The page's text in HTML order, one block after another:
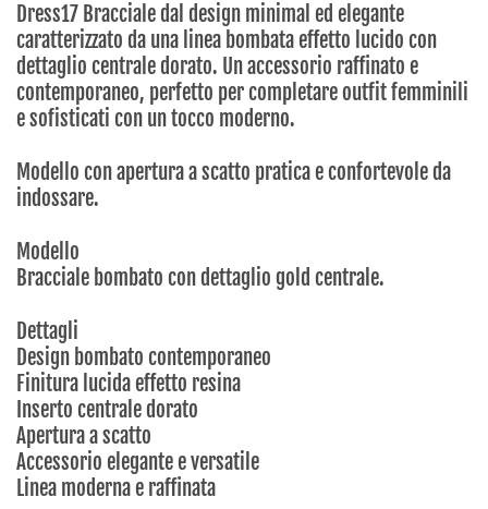
Dress17 Bracciale dal design minimal ed elegante
caratterizzato da una linea bombata effetto lucido con
dettaglio centrale dorato. Un accessorio raffinato e
contemporaneo, perfetto per completare outfit femminili
e sofisticati con un tocco moderno.
Modello con apertura a scatto pratica e confortevole da
indossare.
Modello
Bracciale bombato con dettaglio gold centrale.
Dettagli
Design bombato contemporaneo
Finitura lucida effetto resina
Inserto centrale dorato
Apertura a scatto
Accessorio elegante e versatile
Linea moderna e raffinata